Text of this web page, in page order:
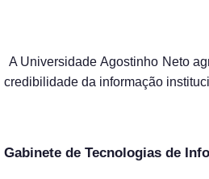
A Universidade Agostinho Neto
credibilidade da informação
Gabinete de Tecnologias de